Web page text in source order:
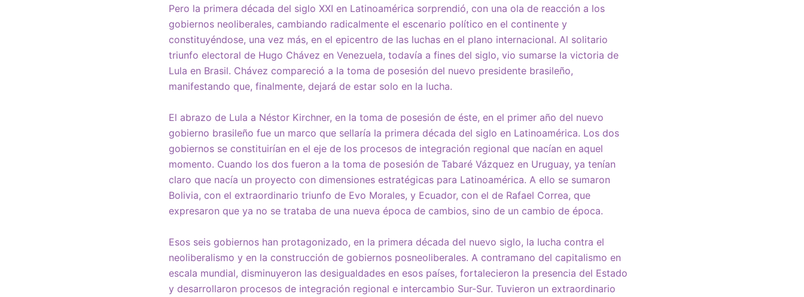
Pero la primera década del siglo XXI en Latinoamérica sorprendió, con una ola de reacción a los
gobiernos neoliberales, cambiando radicalmente el escenario político en el continente y
constituyéndose, una vez más, en el epicentro de las luchas en el plano internacional. Al solitario
triunfo electoral de Hugo Chávez en Venezuela, todavía a fines del siglo, vio sumarse la victoria de
Lula en Brasil. Chávez compareció a la toma de posesión del nuevo presidente brasileño,
manifestando que, finalmente, dejará de estar solo en la lucha.
El abrazo de Lula a Néstor Kirchner, en la toma de posesión de éste, en el primer año del nuevo
gobierno brasileño fue un marco que sellaría la primera década del siglo en Latinoamérica. Los dos
gobiernos se constituirían en el eje de los procesos de integración regional que nacían en aquel
momento. Cuando los dos fueron a la toma de posesión de Tabaré Vázquez en Uruguay, ya tenían
claro que nacía un proyecto con dimensiones estratégicas para Latinoamérica. A ello se sumaron
Bolivia, con el extraordinario triunfo de Evo Morales, y Ecuador, con el de Rafael Correa, que
expresaron que ya no se trataba de una nueva época de cambios, sino de un cambio de época.
Esos seis gobiernos han protagonizado, en la primera década del nuevo siglo, la lucha contra el
neoliberalismo y en la construcción de gobiernos posneoliberales. A contramano del capitalismo en
escala mundial, disminuyeron las desigualdades en esos países, fortalecieron la presencia del Estado
y desarrollaron procesos de integración regional e intercambio Sur-Sur. Tuvieron un extraordinario